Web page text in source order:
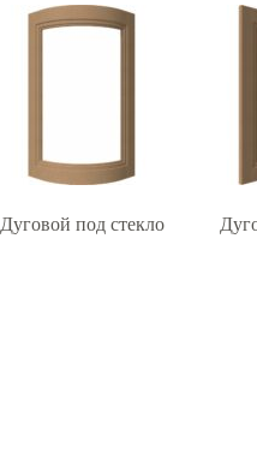
Дуговой под стекло